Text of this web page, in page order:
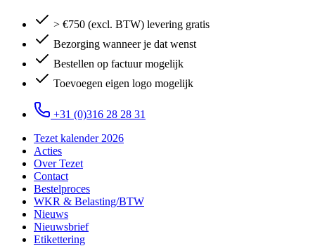
> €750 (excl. BTW) levering gratis
Bezorging wanneer je dat wenst
Bestellen op factuur mogelijk
Toevoegen eigen logo mogelijk
+31 (0)316 28 28 31
Tezet kalender 2026
Acties
Over Tezet
Contact
Bestelproces
WKR & Belasting/BTW
Nieuws
Nieuwsbrief
Etikettering